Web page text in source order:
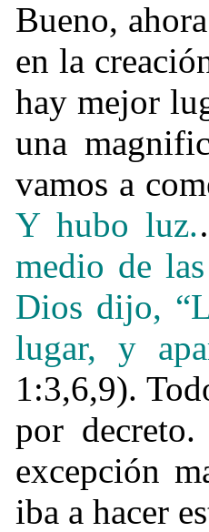
Bueno,
en la
hay mejor
una
vamos a
Y hubo luz.
medio de
Dios dijo,
lugar, y
1:3,6,9).
por
excepción
iba a hacer